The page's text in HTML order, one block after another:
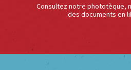
Consultez notre phototèque,
des documents en